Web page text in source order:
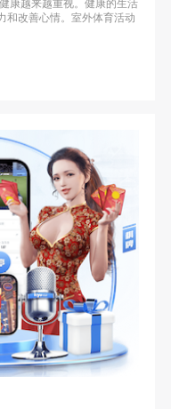
康越来越重视。健康的生活
和改善心情。室外体育活动